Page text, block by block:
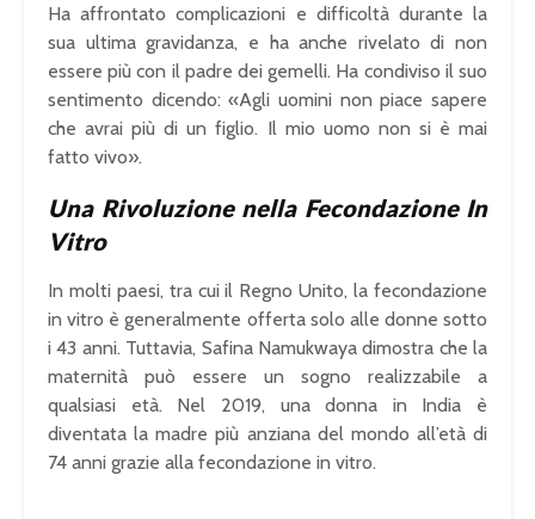
Ha affrontato complicazioni e difficoltà durante la
sua ultima gravidanza, e ha anche rivelato di non
essere più con il padre dei gemelli. Ha condiviso il suo
sentimento dicendo: «Agli uomini non piace sapere
che avrai più di un figlio. Il mio uomo non si è mai
fatto vivo».
Una Rivoluzione nella Fecondazione In
Vitro
In molti paesi, tra cui il Regno Unito, la fecondazione
in vitro è generalmente offerta solo alle donne sotto
i 43 anni. Tuttavia, Safina Namukwaya dimostra che la
maternità può essere un sogno realizzabile a
qualsiasi età. Nel 2019, una donna in India è
diventata la madre più anziana del mondo all’età di
74 anni grazie alla fecondazione in vitro.